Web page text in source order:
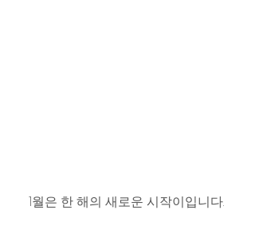
1월은 한 해의 새로운 시작이입니다.